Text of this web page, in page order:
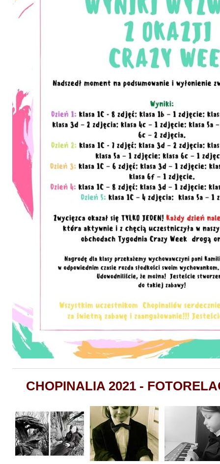
CHOPINALIA 2021 -